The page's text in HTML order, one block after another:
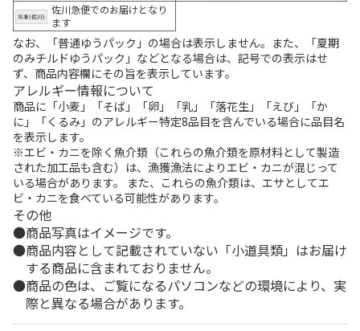
佐川急便でのお届けとなり
ます
なお、「普通ゆうパック」の場合は表示しません。また、「夏期
のみチルドゆうパック」などとなる場合は、記号での表示はせ
ず、商品内容欄にその旨を表示しています。
アレルギー情報について
商品に「小麦」「そば」「卵」「乳」「落花生」「えび」「か
に」「くるみ」のアレルギー特定8品目を含んでいる場合に品目名
を表示します。
※エビ・カニを除く魚介類（これらの魚介類を原材料として製造
された加工品も含む）は、漁獲漁法によりエビ・カニが混じって
いる場合があります。 また、これらの魚介類は、エサとしてエ
ビ・カニを食べている可能性があります。
その他
商品写真はイメージです。
商品内容として記載されていない「小道具類」はお届け
する商品に含まれておりません。
商品の色は、ご覧になるパソコンなどの環境により、実
際と異なる場合があります。